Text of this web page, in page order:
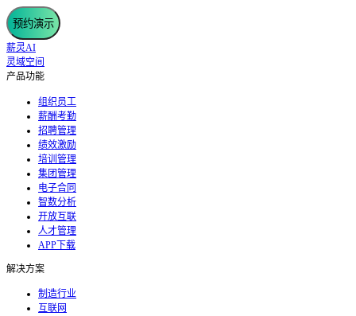
预约演示
薪灵AI
灵域空间
产品功能
组织员工
薪酬考勤
招聘管理
绩效激励
培训管理
集团管理
电子合同
智数分析
开放互联
人才管理
APP下载
解决方案
制造行业
互联网